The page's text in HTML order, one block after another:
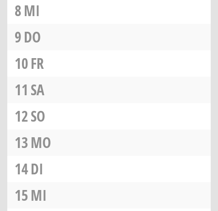
8MI
9DO
10FR
11 SA
12SO
13MO
14DI
15MI